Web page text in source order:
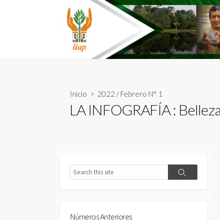
Inicio > 2022 /Febrero N° 1
LA INFOGRAFÍA :
Search
Search
Números Anteriores